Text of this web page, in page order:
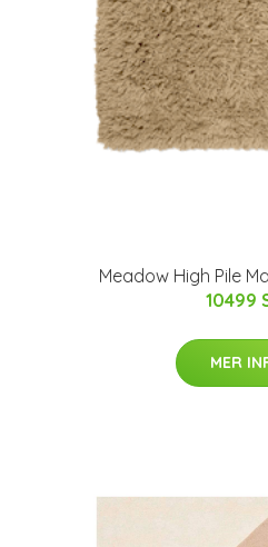
Meadow High Pile
10499
MER